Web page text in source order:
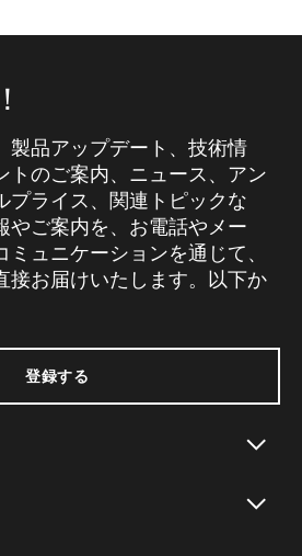
製品アップデート、技術情
トのご案内、ニュース、アン
プライス、関連トピックな
やご案内を、お電話やメー
ュニケーションを通じて、
接お届けいたします。以下か
登録する